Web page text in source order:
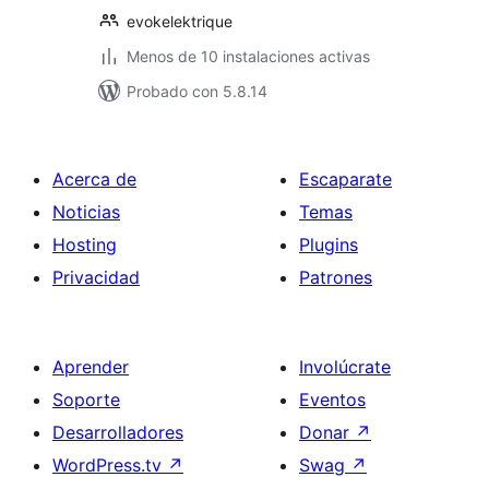
evokelektrique
Menos de 10 instalaciones activas
Probado con 5.8.14
Acerca de
Noticias
Hosting
Privacidad
Escaparate
Temas
Plugins
Patrones
Aprender
Soporte
Desarrolladores
WordPress.tv ↗
Involúcrate
Eventos
Donar ↗
Swag ↗